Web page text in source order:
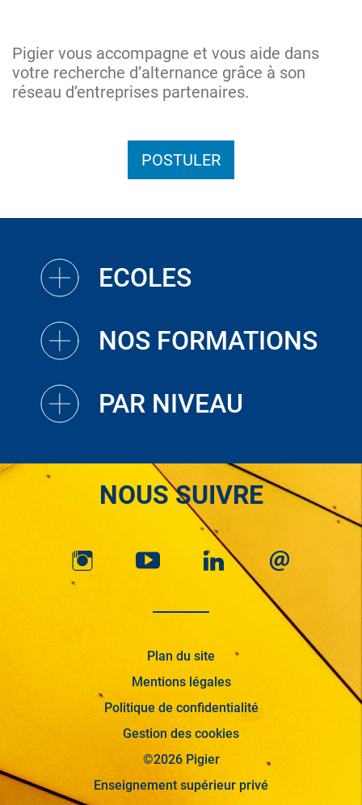
Pigier vous accompagne et vous aide dans
votre recherche d’alternance grâce à son
réseau d’entreprises partenaires.
POSTULER
ECOLES
NOS FORMATIONS
PAR NIVEAU
NOUS SUIVRE
Plan du site
Mentions légales
Politique de confidentialité
Gestion des cookies
©2026 Pigier
Enseignement supérieur privé